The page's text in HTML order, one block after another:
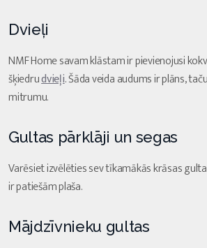
Dvieļi
NMF Home savam klāstam ir pievienojusi
šķiedrudvieļi. Šāda veida audums ir plāns,
mitrumu.
Gultas pārklāji un segas
Varēsiet izvēlēties sev tīkamākās krāsas
ir patiešām plaša.
Mājdzīvnieku gultas